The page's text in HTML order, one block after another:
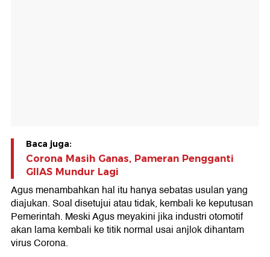
Baca juga:
Corona Masih Ganas, Pameran Pengganti
GIIAS Mundur Lagi
Agus menambahkan hal itu hanya sebatas usulan yang
diajukan. Soal disetujui atau tidak, kembali ke keputusan
Pemerintah. Meski Agus meyakini jika industri otomotif
akan lama kembali ke titik normal usai anjlok dihantam
virus Corona.